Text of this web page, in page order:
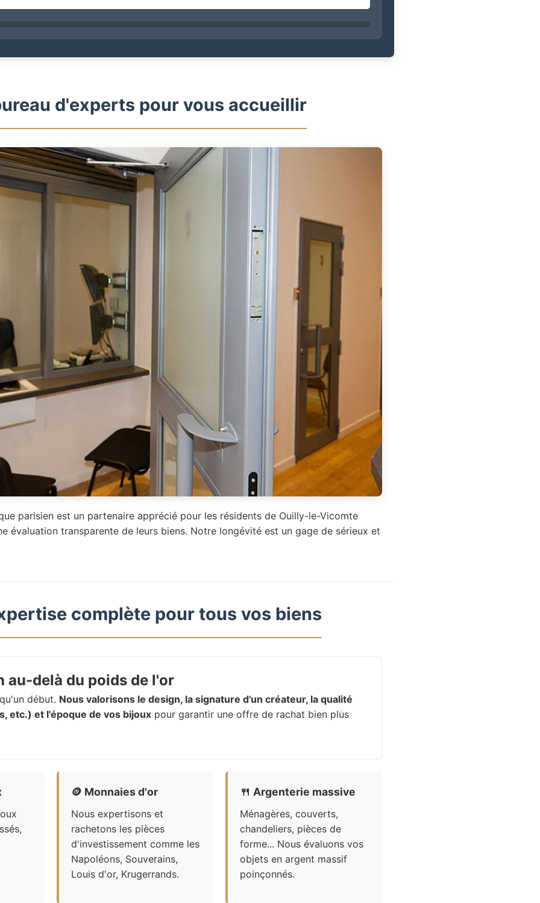
d'experts pour vous accueillir
parisien est un partenaire apprécié pour les résidents de Ouilly-le-Vicomte
évaluation transparente de leurs biens. Notre longévité est un gage de sérieux et
complète pour tous vos biens
delà du poids de l'or
début. Nous valorisons le design, la signature d'un créateur, la qualité
etc.) et l'époque de vos bijoux pour garantir une offre de rachat bien plus
🪙 Monnaies d'or
Nous expertisons et
rachetons les pièces
d'investissement comme les
Napoléons, Souverains,
Louis d'or, Krugerrands.
🍴 Argenterie massive
Ménagères, couverts,
chandeliers, pièces de
forme... Nous évaluons vos
objets en argent massif
poinçonnés.